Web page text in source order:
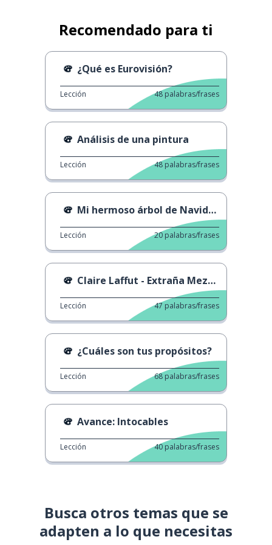
Recomendado para ti
¿Qué es Eurovisión?
Lección 48 palabras/frases
Análisis de una pintura
Lección 48 palabras/frases
Mi hermoso árbol de Navidad - Nana Mouskouri
Lección 20 palabras/frases
Claire Laffut - Extraña Mezcla
Lección 47 palabras/frases
¿Cuáles son tus propósitos?
Lección 68 palabras/frases
Avance: Intocables
Lección 40 palabras/frases
Busca otros temas que se
adapten a lo que necesitas